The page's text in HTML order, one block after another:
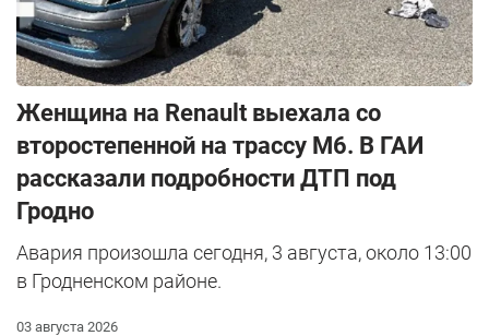
Женщина на Renault выехала со
второстепенной на трассу М6. В ГАИ
рассказали подробности ДТП под
Гродно
Авария произошла сегодня, 3 августа, около 13:00
в Гродненском районе.
03 августа 2026